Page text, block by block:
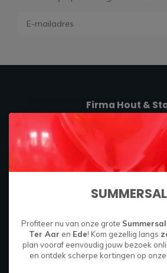
Firma Hout &
Boylestraat 26C
6718 XM
Profiteer nu van onze grote
Ter Aar en Ede! Kom gezellig langs
plan vooraf eenvoudig jouw bezoek
en ontdek scherpe kortingen op